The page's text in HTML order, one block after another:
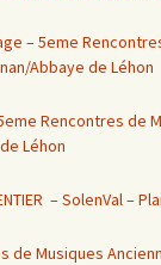
– 5eme
Abbaye de Léhon
Rencontres de
Léhon
– SolenVal –
de Musiques